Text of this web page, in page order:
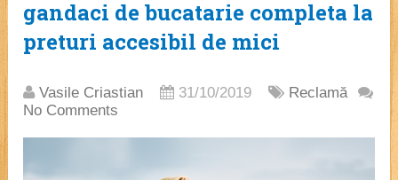
gandaci de bucatarie completa la
preturi accesibil de mici
Vasile Criastian 31/10/2019
Reclamă
No Comments